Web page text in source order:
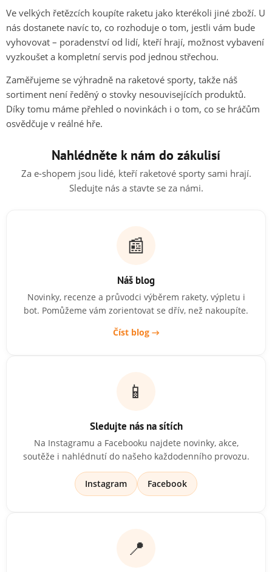
Ve velkých řetězcích koupíte raketu jako kterékoli jiné zboží. U
nás dostanete navíc to, co rozhoduje o tom, jestli vám bude
vyhovovat – poradenství od lidí, kteří hrají, možnost vybavení
vyzkoušet a kompletní servis pod jednou střechou.
Zaměřujeme se výhradně na raketové sporty, takže náš
sortiment není ředěný o stovky nesouvisejících produktů.
Díky tomu máme přehled o novinkách i o tom, co se hráčům
osvědčuje v reálné hře.
Nahlédněte k nám do zákulisí
Za e-shopem jsou lidé, kteří raketové sporty sami hrají.
Sledujte nás a stavte se za námi.
📰
Náš blog
Novinky, recenze a průvodci výběrem rakety, výpletu i
bot. Pomůžeme vám zorientovat se dřív, než nakoupíte.
Číst blog →
📱
Sledujte nás na sítích
Na Instagramu a Facebooku najdete novinky, akce,
soutěže i nahlédnutí do našeho každodenního provozu.
Instagram Facebook
📍